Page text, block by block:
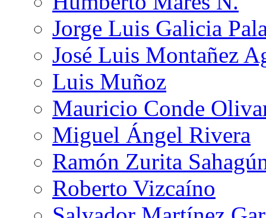
Jorge Luis Galicia
José Luis Montañez
Luis Muñoz
Mauricio Conde
Miguel Ángel Rivera
Ramón Zurita
Roberto Vizcaíno